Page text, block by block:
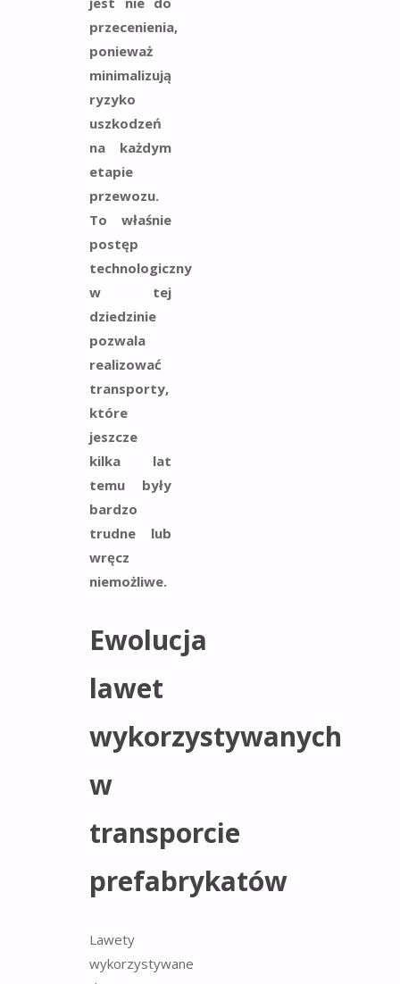
przecenienia,
ponieważ
minimalizują
ryzyko
uszkodzeń
na każdym
etapie
przewozu.
To właśnie
postęp
technologiczny
w tej
dziedzinie
pozwala
realizować
transporty,
które
jeszcze
kilka lat
temu były
bardzo
trudne lub
wręcz
niemożliwe.
Ewolucja
lawet
wykorzystywanych
w
transporcie
prefabrykatów
Lawety
wykorzystywane